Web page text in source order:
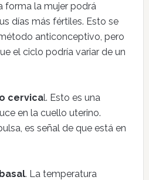
forma la mujer podrá
días más fértiles. Esto se
anticonceptivo, pero
el ciclo podría variar de un
cervical. Esto es una
en la cuello uterino.
es señal de que está en
. La temperatura